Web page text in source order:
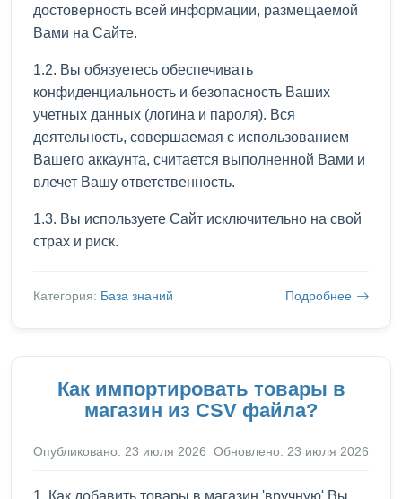
достоверность всей информации, размещаемой
Вами на Сайте.
1.2. Вы обязуетесь обеспечивать
конфиденциальность и безопасность Ваших
учетных данных (логина и пароля). Вся
деятельность, совершаемая с использованием
Вашего аккаунта, считается выполненной Вами и
влечет Вашу ответственность.
1.3. Вы используете Сайт исключительно на свой
страх и риск.
Категория: База знаний Подробнее
Как импортировать товары в
магазин из CSV файла?
Опубликовано: 23 июля 2026 Обновлено: 23 июля 2026
1. Как добавить товары в магазин 'вручную' Вы